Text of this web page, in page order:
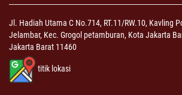
Jl. Hadiah Utama C No.714, RT.11/RW.10, Kavling
Jelambar, Kec. Grogol petamburan, Kota Jakarta
Jakarta Barat 11460
titik lokasi